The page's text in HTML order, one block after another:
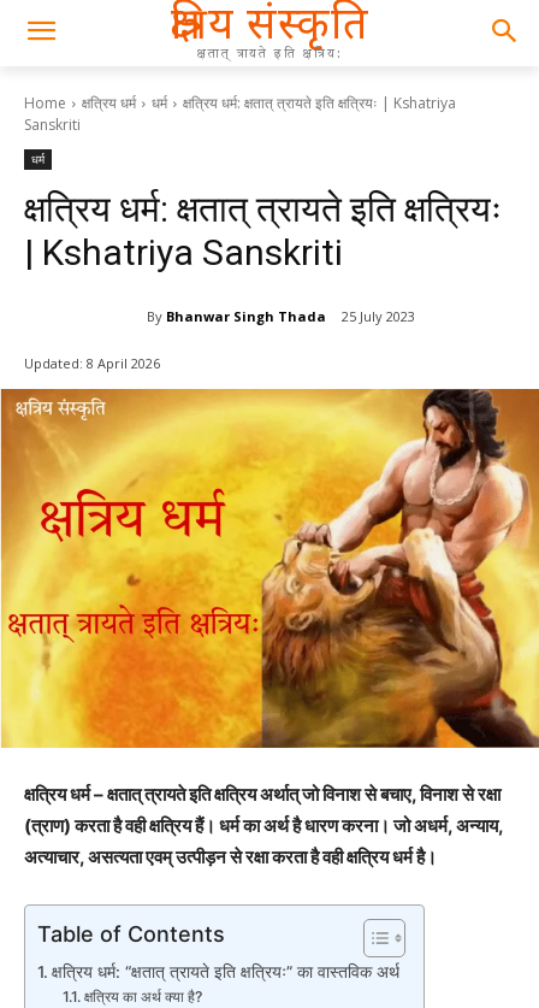
क्षत्रिय संस्कृति
क्षतात् त्रायते इति क्षत्रिय:
Home क्षत्रिय धर्म धर्म
क्षत्रिय धर्म: क्षतात् त्रायते इति क्षत्रियः | Kshatriya
Sanskriti
धर्म
क्षत्रिय धर्म: क्षतात् त्रायते इति क्षत्रियः
| Kshatriya Sanskriti
By Bhanwar Singh Thada 25 July 2023
Updated: 8 April 2026
क्षत्रिय धर्म – क्षतात् त्रायते इति क्षत्रिय अर्थात् जो विनाश से बचाए, विनाश से रक्षा
(त्राण) करता है वही क्षत्रिय हैं। धर्म का अर्थ है धारण करना। जो अधर्म, अन्याय,
अत्याचार, असत्यता एवम् उत्पीड़न से रक्षा करता है वही क्षत्रिय धर्म है।
Table of Contents
क्षत्रिय धर्म: “क्षतात् त्रायते इति क्षत्रियः” का वास्तविक अर्थ
क्षत्रिय का अर्थ क्या है?